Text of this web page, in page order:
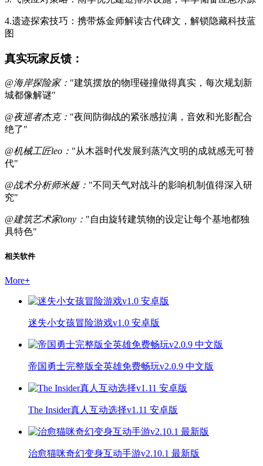
4.遗迹探索技巧：携带炼金师解读古代碑文，解锁隐藏科技蓝
图
真实玩家反馈：
@海岸探险家： "建筑摆放的物理碰撞做得真实，每次规划新
城都像解谜"
@夜巡者杰克： "夜间防御战的紧张感拉满，音效和光影配合
绝了"
@机械工匠leo： "从木器时代发展到蒸汽文明的成就感无可替
代"
@战术分析师米娅： "不同天气对战斗的影响机制值得深入研
究"
@建筑艺术家tony： "自由旋转建筑物的设定让每个基地都独
具特色"
相关软件
More+
迷失小女孩冒险游戏v1.0 安卓版
帝国勇士完整版全英雄免费畅玩v2.0.9 中文版
The Insider真人互动选择v1.11 安卓版
治愈猫咪奇幻变身互动手游v2.10.1 最新版